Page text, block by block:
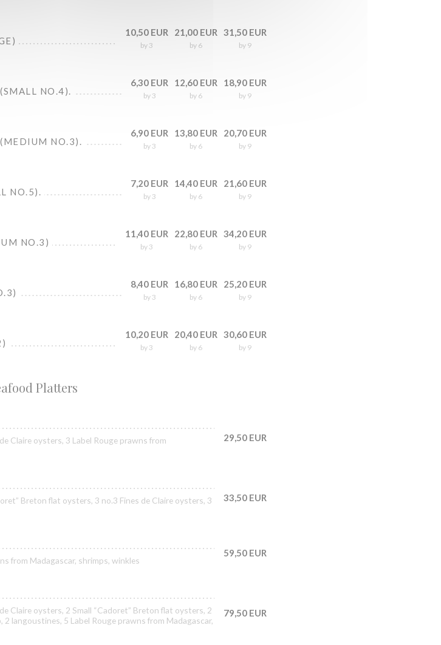
10,50 EUR
by 3
21,00 EUR
by 6
31,50 EUR
by 9
NO.4).
6,30 EUR
by 3
12,60 EUR
by 6
18,90 EUR
by 9
(MEDIUM NO.3).
6,90 EUR
by 3
13,80 EUR
by 6
20,70 EUR
by 9
NO.5).
7,20 EUR
by 3
14,40 EUR
by 6
21,60 EUR
by 9
NO.3)
11,40 EUR
by 3
22,80 EUR
by 6
34,20 EUR
by 9
8,40 EUR
by 3
16,80 EUR
by 6
25,20 EUR
by 9
10,20 EUR
by 3
20,40 EUR
by 6
30,60 EUR
by 9
Platters
Claire oysters, 3 Label Rouge prawns from
29,50 EUR
Breton flat oysters, 3 no.3 Fines de Claire oysters, 3
33,50 EUR
from Madagascar, shrimps, winkles
59,50 EUR
Claire oysters, 2 Small “Cadoret” Breton flat oysters, 2
langoustines, 5 Label Rouge prawns from Madagascar,
79,50 EUR